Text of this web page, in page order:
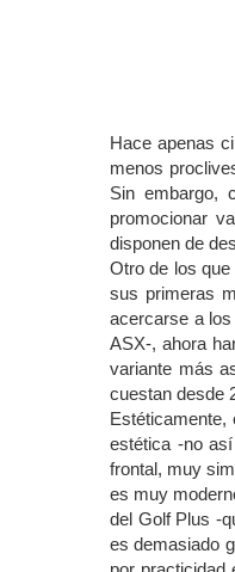
Hace apenas
menos
Sin embargo,
promocionar
disponen de
Otro de los
sus primeras
acercarse a
ASX-, ahora
variante más
cuestan desde
Estéticamente,
estética -no
frontal, muy
es muy
del Golf Plus -
es demasiado